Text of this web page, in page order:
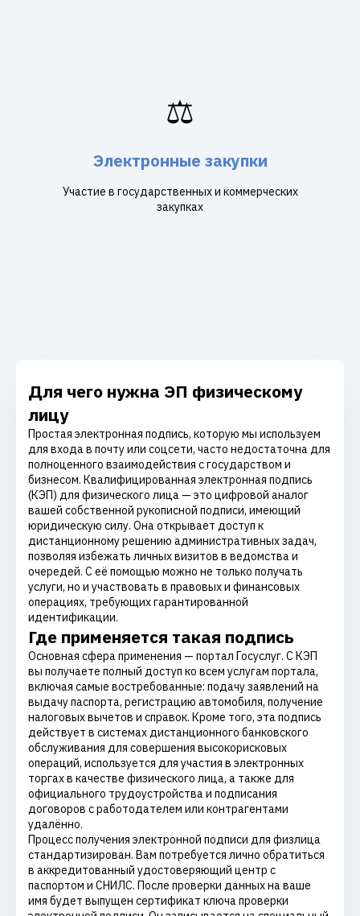
⚖️
Электронные закупки
Участие в государственных и коммерческих
закупках
Для чего нужна ЭП физическому
лицу
Простая электронная подпись, которую мы используем
для входа в почту или соцсети, часто недостаточна для
полноценного взаимодействия с государством и
бизнесом. Квалифицированная электронная подпись
(КЭП) для физического лица — это цифровой аналог
вашей собственной рукописной подписи, имеющий
юридическую силу. Она открывает доступ к
дистанционному решению административных задач,
позволяя избежать личных визитов в ведомства и
очередей. С её помощью можно не только получать
услуги, но и участвовать в правовых и финансовых
операциях, требующих гарантированной
идентификации.
Где применяется такая подпись
Основная сфера применения — портал Госуслуг. С КЭП
вы получаете полный доступ ко всем услугам портала,
включая самые востребованные: подачу заявлений на
выдачу паспорта, регистрацию автомобиля, получение
налоговых вычетов и справок. Кроме того, эта подпись
действует в системах дистанционного банковского
обслуживания для совершения высокорисковых
операций, используется для участия в электронных
торгах в качестве физического лица, а также для
официального трудоустройства и подписания
договоров с работодателем или контрагентами
удалённо.
Процесс получения электронной подписи для физлица
стандартизирован. Вам потребуется лично обратиться
в аккредитованный удостоверяющий центр с
паспортом и СНИЛС. После проверки данных на ваше
имя будет выпущен сертификат ключа проверки